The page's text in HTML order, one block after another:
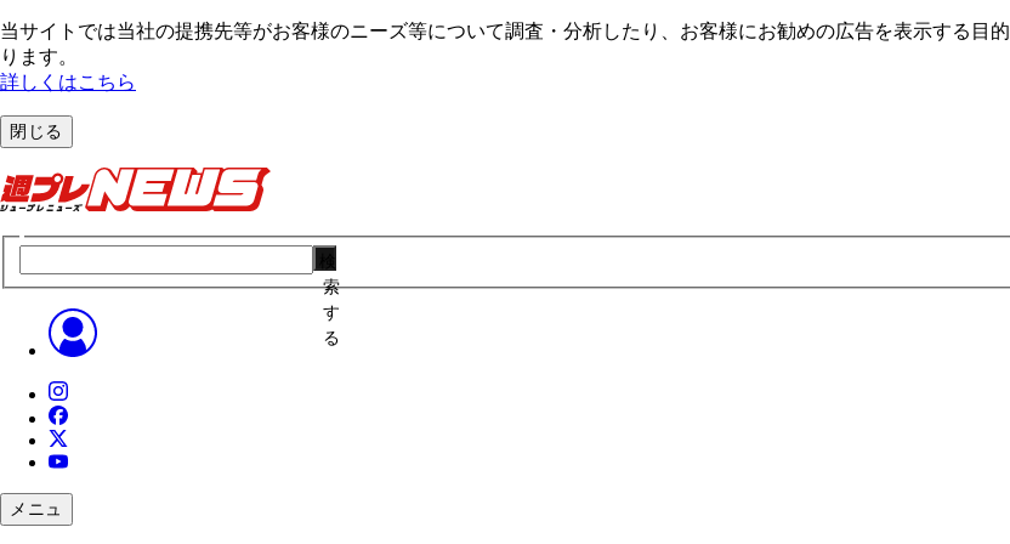
当サイトでは当社の提携先等がお客様のニーズ等について調査・分析したり、お客様にお勧めの広告を表⽰する⽬
ります。
詳しくはこちら
閉じる
索
す
る
メニュ